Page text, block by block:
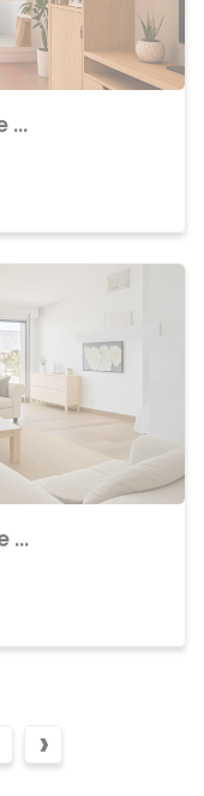
Achat Appartement Rue de Nantes
Achat Appartement Centre ville
›